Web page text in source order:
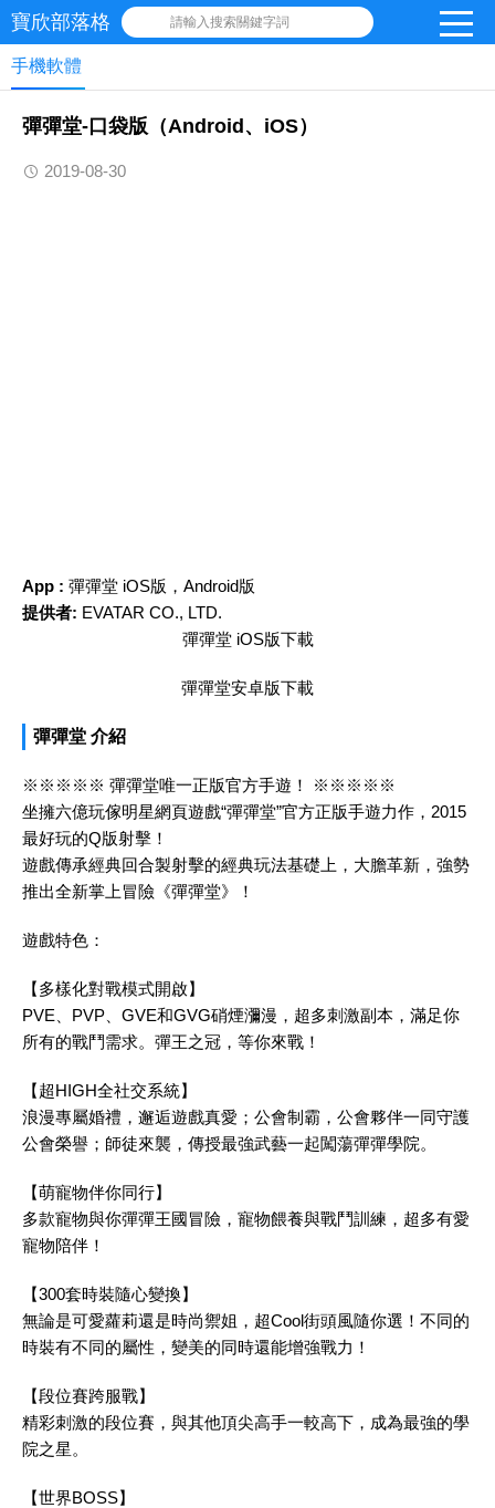
寶欣部落格 請輸入搜索關鍵字詞
手機軟體
‎彈彈堂-口袋版（Android、iOS）
2019-08-30
App : ‎彈彈堂 iOS版，Android版
提供者: EVATAR CO., LTD.
‎彈彈堂 iOS版下載
‎彈彈堂安卓版下載
‎彈彈堂 介紹
※※※※※ 彈彈堂唯一正版官方手遊！ ※※※※※
坐擁六億玩傢明星網頁遊戲“彈彈堂”官方正版手遊力作，2015
最好玩的Q版射擊！
遊戲傳承經典回合製射擊的經典玩法基礎上，大膽革新，強勢
推出全新掌上冒險《彈彈堂》！
遊戲特色：
【多樣化對戰模式開啟】
PVE、PVP、GVE和GVG硝煙瀰漫，超多刺激副本，滿足你
所有的戰鬥需求。彈王之冠，等你來戰！
【超HIGH全社交系統】
浪漫專屬婚禮，邂逅遊戲真愛；公會制霸，公會夥伴一同守護
公會榮譽；師徒來襲，傳授最強武藝一起闖蕩彈彈學院。
【萌寵物伴你同行】
多款寵物與你彈彈王國冒險，寵物餵養與戰鬥訓練，超多有愛
寵物陪伴！
【300套時裝隨心變換】
無論是可愛蘿莉還是時尚禦姐，超Cool街頭風隨你選！不同的
時裝有不同的屬性，變美的同時還能增強戰力！
【段位賽跨服戰】
精彩刺激的段位賽，與其他頂尖高手一較高下，成為最強的學
院之星。
【世界BOSS】